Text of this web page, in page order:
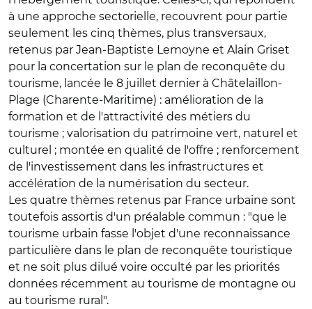
à une approche sectorielle, recouvrent pour partie
seulement les cinq thèmes, plus transversaux,
retenus par Jean-Baptiste Lemoyne et Alain Griset
pour la concertation sur le plan de reconquête du
tourisme, lancée le 8 juillet dernier à Châtelaillon-
Plage (Charente-Maritime) : amélioration de la
formation et de l'attractivité des métiers du
tourisme ; valorisation du patrimoine vert, naturel et
culturel ; montée en qualité de l'offre ; renforcement
de l'investissement dans les infrastructures et
accélération de la numérisation du secteur.
Les quatre thèmes retenus par France urbaine sont
toutefois assortis d'un préalable commun : "que le
tourisme urbain fasse l'objet d'une reconnaissance
particulière dans le plan de reconquête touristique
et ne soit plus dilué voire occulté par les priorités
données récemment au tourisme de montagne ou
au tourisme rural".